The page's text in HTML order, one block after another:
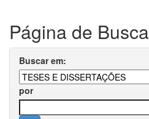
Página de Busca
Buscar em:
por